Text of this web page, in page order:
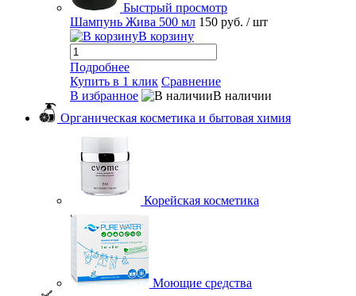
Быстрый просмотр
Шампунь Жива 500 мл 150 руб. / шт
В корзину
Подробнее
Купить в 1 клик Сравнение
В избранное
В наличии
Органическая косметика и бытовая химия
Корейская косметика
Моющие средства